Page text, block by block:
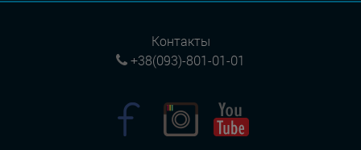
Контакты
+38(093)-801-01-01